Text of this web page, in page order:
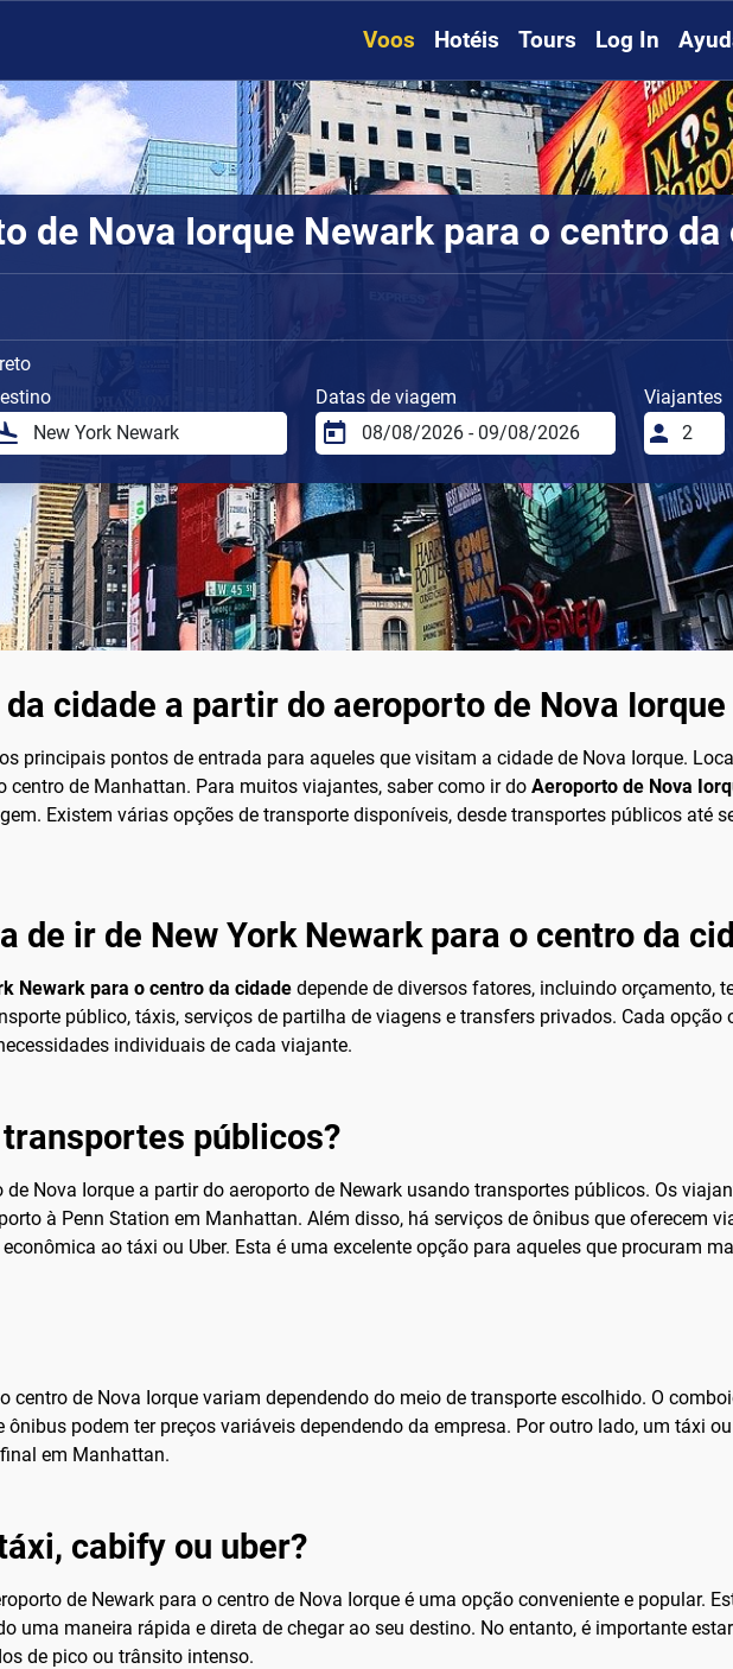
Voos Hotéis Tours Log In
de Nova Iorque Newark para o centro da
Datas de viagem
Viajantes
cidade a partir do aeroporto de Nova
principais pontos de entrada para aqueles que visitam a cidade de Nova Iorque.
centro de Manhattan. Para muitos viajantes, saber como ir do Aeroporto de Nova
Existem várias opções de transporte disponíveis, desde transportes públicos até
de ir de New York Newark para o centro da
Newark para o centro da cidade depende de diversos fatores, incluindo orçamento,
público, táxis, serviços de partilha de viagens e transfers privados. Cada opção
individuais de cada viajante.
públicos?
Nova Iorque a partir do aeroporto de Newark usando transportes públicos. Os
à Penn Station em Manhattan. Além disso, há serviços de ônibus que oferecem
ao táxi ou Uber. Esta é uma excelente opção para aqueles que procuram
centro de Nova Iorque variam dependendo do meio de transporte escolhido. O
podem ter preços variáveis dependendo da empresa. Por outro lado, um táxi
em Manhattan.
cabify ou uber?
de Newark para o centro de Nova Iorque é uma opção conveniente e popular.
uma maneira rápida e direta de chegar ao seu destino. No entanto, é importante
de pico ou trânsito intenso.